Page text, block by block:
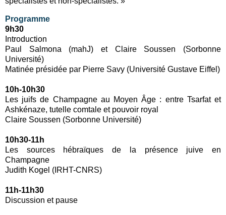
Programme
9h30
Introduction
Paul Salmona (mahJ) et Claire Soussen (Sorbonne
Université)
Matinée présidée par Pierre Savy (Université Gustave Eiffel)
10h-10h30
Les juifs de Champagne au Moyen Âge : entre Tsarfat et
Ashkénaze, tutelle comtale et pouvoir royal
Claire Soussen (Sorbonne Université)
10h30-11h
Les sources hébraïques de la présence juive en
Champagne
Judith Kogel (IRHT-CNRS)
11h-11h30
Discussion et pause